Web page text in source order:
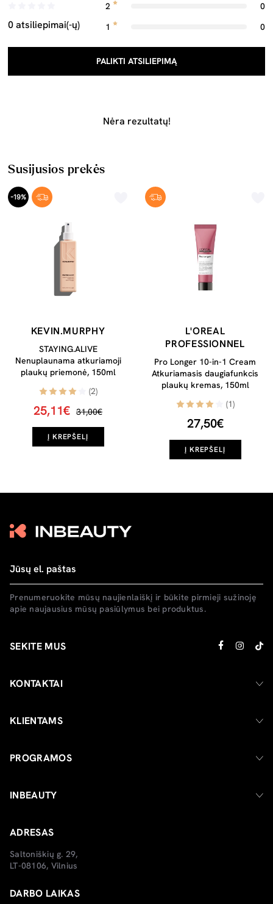
0 atsiliepimai(-ų)
2
0
1
0
PALIKTI ATSILIEPIMĄ
Nėra rezultatų!
Susijusios prekės
-19%
KEVIN.MURPHY
STAYING.ALIVE
Nenuplaunama atkuriamoji
plaukų priemonė, 150ml
(2)
25,11€ 31,00€
Į KREPŠELĮ
L'OREAL
PROFESSIONNEL
Pro Longer 10-in-1 Cream
Atkuriamasis daugiafunkcis
plaukų kremas, 150ml
(1)
27,50€
Į KREPŠELĮ
Prenumeruokite mūsų naujienlaiškį ir būkite pirmieji sužinoję
apie naujausius mūsų pasiūlymus bei produktus.
SEKITE MUS
KONTAKTAI
KLIENTAMS
PROGRAMOS
INBEAUTY
ADRESAS
Saltoniškių g. 29,
LT-08106, Vilnius
DARBO LAIKAS